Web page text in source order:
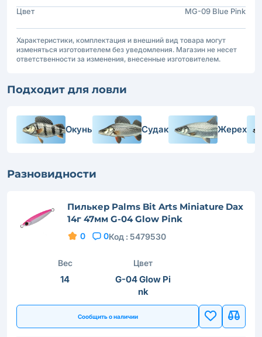
Цвет MG-09 Blue Pink
Характеристики, комплектация и внешний вид товара могут
изменяться изготовителем без уведомления. Магазин не несет
ответственности за изменения, внесенные изготовителем.
Подходит для ловли
Окунь Судак Жерех
Разновидности
Пилькер Palms Bit Arts Miniature Dax
14г 47мм G-04 Glow Pink
0 0Код : 5479530
Вес
14
Цвет
G-04 Glow Pi
nk
Сообщить о наличии